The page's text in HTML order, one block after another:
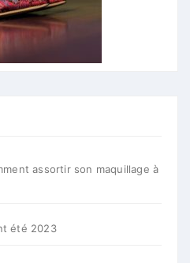
assortir son maquillage à
été 2023